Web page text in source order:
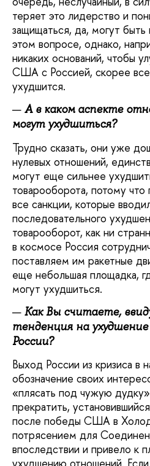
теряет это лидерство и
защищаться, да, могут
этом вопросе, однако,
никаких оснований, чтобы
США с Россией, скорее
ухудшится.
А в каком аспекте
могут ухудшиться?
Трудно сказать, они уже
нулевых отношений,
могут еще сильнее
товарооборота, потому что
все санкции, которые
последовательного
товарооборот, как ни
в космосе Россия
поставляем им ракетные
еще небольшая площадка,
могут ухудшиться.
Как Вы считаете,
тенденция на
России?
Выход России из кризиса в
обозначение своих
«плясать под чужую
прекратить,
после победы США в
потрясением для
впоследствии и привело к